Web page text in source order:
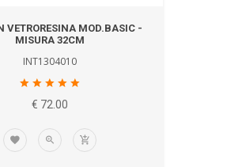
VETRORESINA MOD.BASIC -
MISURA 32CM
INT1304010
€ 72.00